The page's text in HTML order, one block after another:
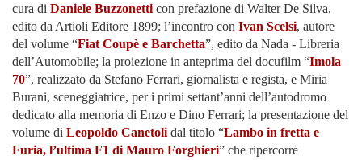
cura di Daniele Buzzonetti con prefazione di Walter De Silva,
edito da Artioli Editore 1899; l’incontro con Ivan Scelsi, autore
del volume “Fiat Coupè e Barchetta”, edito da Nada - Libreria
dell’Automobile; la proiezione in anteprima del docufilm “Imola
70”, realizzato da Stefano Ferrari, giornalista e regista, e Miria
Burani, sceneggiatrice, per i primi settant’anni dell’autodromo
dedicato alla memoria di Enzo e Dino Ferrari; la presentazione del
volume di Leopoldo Canetoli dal titolo “Lambo in fretta e
Furia, l’ultima F1 di Mauro Forghieri” che ripercorre